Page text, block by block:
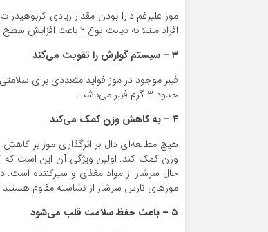
موز علیرغم دارا بودن مقدار زیادی
افراد مبتلا به دیابت نوع ۲ باعث افزایش سطح قند خون می‌شود، تاحد ممکن این افراد باید از خوردن مقدار زیاد این میوه اجتناب کنند.
۳ –
سیستم گوارش را تقویت می‌کند
فیبر موجود در موز فواید متعددی برای
حدود ۳ گرم فیبر می‌باشد.
۴ –
به کاهش وزن کمک می‌کند
هیچ مطالعه‌ای دال بر اثرگذاری موز بر
حال سرشار از مواد مغذی و سیرکننده
موزهای نارس سرشار از نشاسته مقاوم
۵ –
باعث حفظ سلامت قلب می‌شود